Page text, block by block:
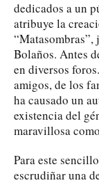
dedicados a un
atribuye la
Bolaños. Antes
en diversos
amigos, de los
ha causado un
existencia del
maravillosa
Para este
escrudiñar una